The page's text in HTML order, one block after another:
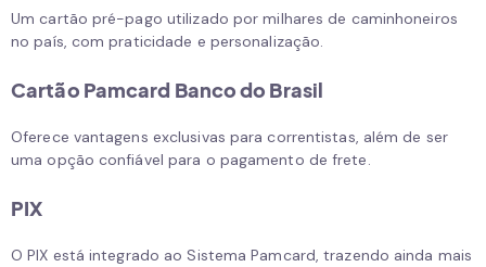
Um cartão pré-pago utilizado por milhares de caminhoneiros
no país, com praticidade e personalização.
Cartão Pamcard Banco do Brasil
Oferece vantagens exclusivas para correntistas, além de ser
uma opção confiável para o pagamento de frete.
PIX
O PIX está integrado ao Sistema Pamcard, trazendo ainda mais